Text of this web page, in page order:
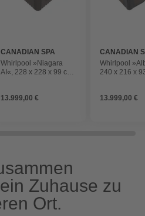
CANADIAN SPA
Whirlpool »Niagara
AI«, 228 x 228 x 99 cm,
13.999,00 €
CANADIAN
Whirlpool
240 x 216 x
13.999,00 €
Zuhause zu
Ort.